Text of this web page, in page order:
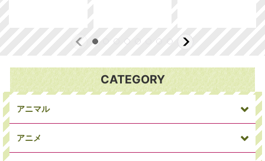
CATEGORY
アニマル
アニメ